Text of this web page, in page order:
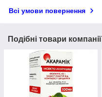
Всі умови повернення
Подібні товари компанії